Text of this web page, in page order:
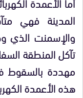
المدينة فهي
والإسمنت الذي
تآكل المنطقة
مهددة بالسقوط
هذه الأعمدة